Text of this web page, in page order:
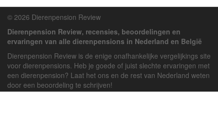
© 2026 Dierenpension Review
Dierenpension Review, recensies, beoordelingen en
ervaringen van alle dierenpensions in Nederland en België
Dierenpension Review is de enige onafhankelijke vergelijkings site
voor dierenpensions. Heb je goede of juist slechte ervaringen met
een dierenpension? Laat het ons en de rest van Nederland weten
door een beoordeling te schrijven!